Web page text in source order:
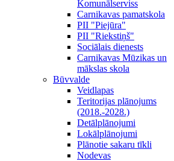
Komunālserviss
Carnikavas pamatskola
PII "Piejūra"
PII "Riekstiņš"
Sociālais dienests
Carnikavas Mūzikas un
mākslas skola
Būvvalde
Veidlapas
Teritorijas plānojums
(2018.-2028.)
Detālplānojumi
Lokālplānojumi
Plānotie sakaru tīkli
Nodevas